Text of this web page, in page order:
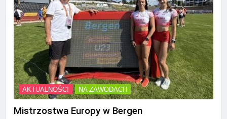
AKTUALNOŚCI NA ZAWODACH
Mistrzostwa Europy w Bergen